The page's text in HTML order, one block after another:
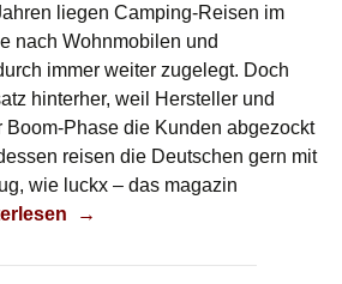
liegen Camping-Reisen im
nach Wohnmobilen und
immer weiter zugelegt. Doch
hinterher, weil Hersteller und
Boom-Phase die Kunden abgezockt
reisen die Deutschen gern mit
wie luckx – das magazin
weiter gefragt
→